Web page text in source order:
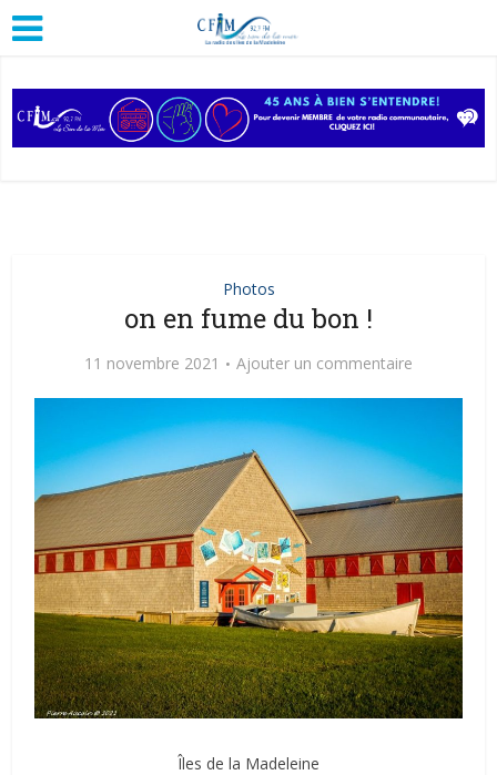
Photos
on en fume du bon !
11 novembre 2021 Ajouter un commentaire
Îles de la Madeleine